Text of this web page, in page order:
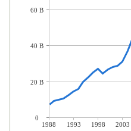
1988 1993 1998 2003
60 B
40 B
20 B
0